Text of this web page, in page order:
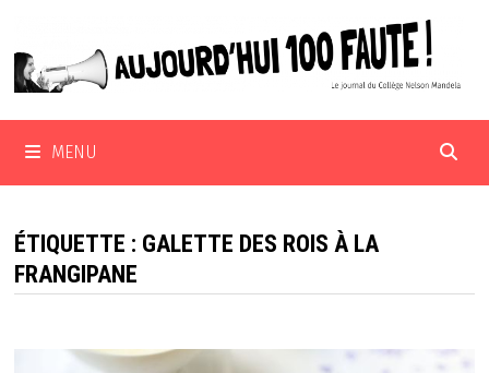
contenu
MENU
ÉTIQUETTE : GALETTE DES ROIS À LA
FRANGIPANE